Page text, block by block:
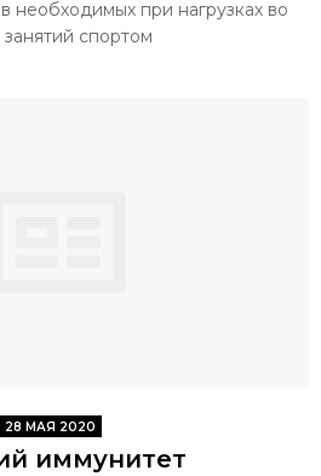
необходимых при нагрузках во
спортом
28 МАЯ 2020
иммунитет